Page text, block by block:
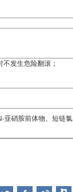
发生危险翻滚；
亚硝胺前体物、短链氯